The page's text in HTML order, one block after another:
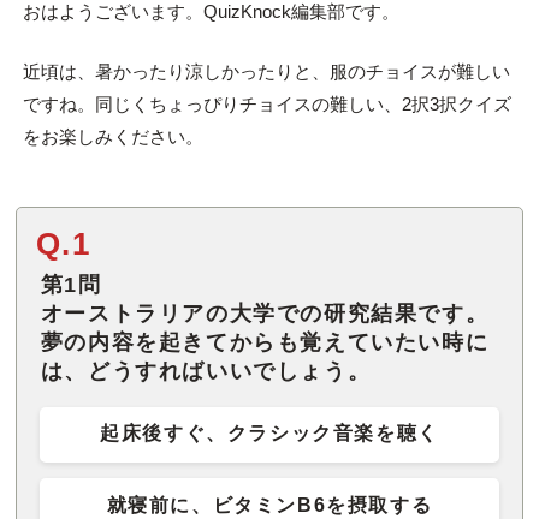
おはようございます。QuizKnock編集部です。
近頃は、暑かったり涼しかったりと、服のチョイスが難しい
ですね。同じくちょっぴりチョイスの難しい、2択3択クイズ
をお楽しみください。
Q.1
第1問
オーストラリアの大学での研究結果です。
夢の内容を起きてからも覚えていたい時に
は、どうすればいいでしょう。
起床後すぐ、クラシック音楽を聴く
就寝前に、ビタミンB6を摂取する